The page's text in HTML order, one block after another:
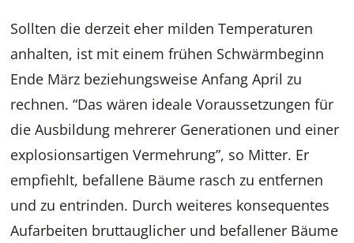
Sollten die derzeit eher milden Temperaturen
anhalten, ist mit einem frühen Schwärmbeginn
Ende März beziehungsweise Anfang April zu
rechnen. “Das wären ideale Voraussetzungen für
die Ausbildung mehrerer Generationen und einer
explosionsartigen Vermehrung”, so Mitter. Er
empfiehlt, befallene Bäume rasch zu entfernen
und zu entrinden. Durch weiteres konsequentes
Aufarbeiten bruttauglicher und befallener Bäume